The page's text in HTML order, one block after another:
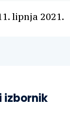
lipnja 2021.
izbornik